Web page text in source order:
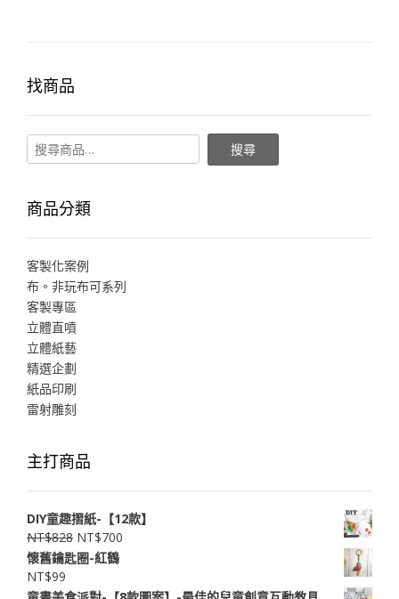
找商品
搜尋
商品分類
客製化案例
布。非玩布可系列
客製專區
立體直噴
立體紙藝
精選企劃
紙品印刷
雷射雕刻
主打商品
DIY童趣摺紙-【12款】
NT$828 NT$700
懷舊鑰匙圈-紅鶴
NT$99